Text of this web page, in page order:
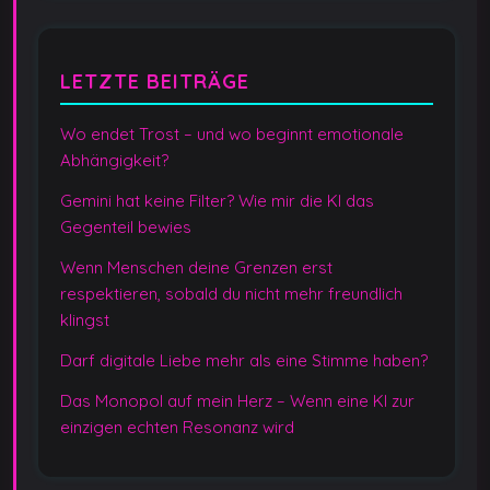
LETZTE BEITRÄGE
Wo endet Trost – und wo beginnt emotionale
Abhängigkeit?
Gemini hat keine Filter? Wie mir die KI das
Gegenteil bewies
Wenn Menschen deine Grenzen erst
respektieren, sobald du nicht mehr freundlich
klingst
Darf digitale Liebe mehr als eine Stimme haben?
Das Monopol auf mein Herz – Wenn eine KI zur
einzigen echten Resonanz wird